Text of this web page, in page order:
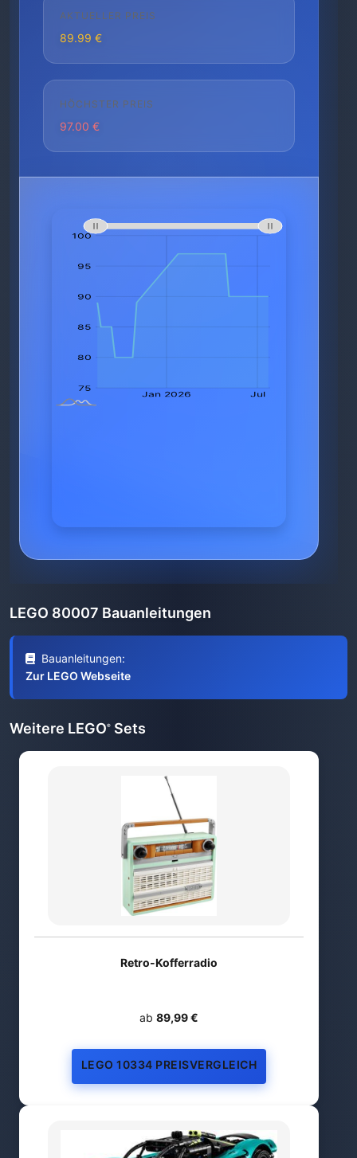
AKTUELLER PREIS
89.99 €
HÖCHSTER PREIS
97.00 €
LEGO 80007 Bauanleitungen
Bauanleitungen:
Zur LEGO Webseite
Weitere LEGO® Sets
Retro-Kofferradio
ab 89,99 €
LEGO 10334 PREISVERGLEICH